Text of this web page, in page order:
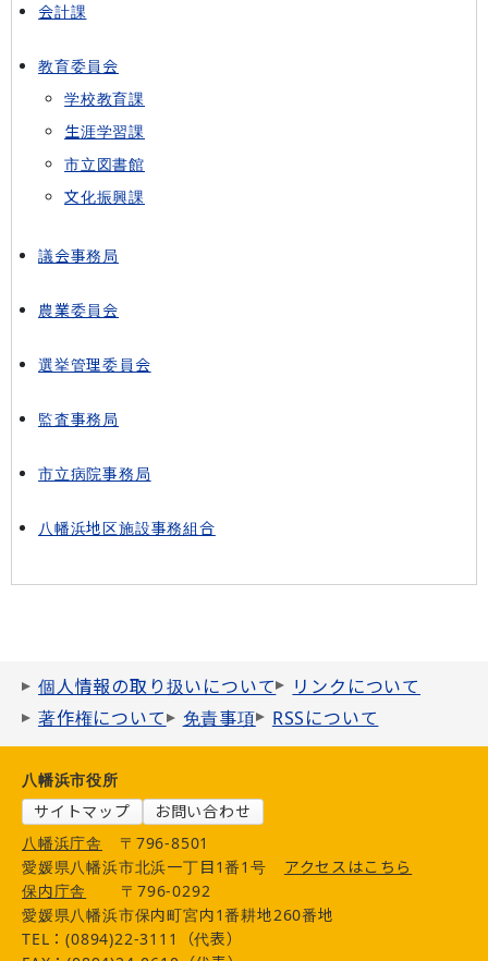
会計課
教育委員会
学校教育課
生涯学習課
市立図書館
文化振興課
議会事務局
農業委員会
選挙管理委員会
監査事務局
市立病院事務局
八幡浜地区施設事務組合
個人情報の取り扱いについて
リンクについて
著作権について
免責事項 RSSについて
八幡浜市役所
サイトマップ
お問い合わせ
八幡浜庁舎
〒796-8501
愛媛県八幡浜市北浜一丁目1番1号
アクセスはこちら
保内庁舎
〒796-0292
愛媛県八幡浜市保内町宮内1番耕地260番地
TEL：(0894)22-3111（代表）